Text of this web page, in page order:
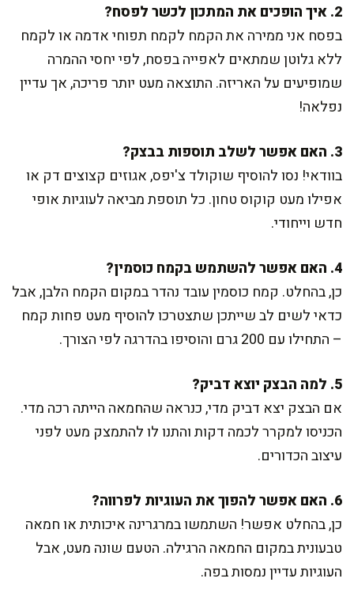
2. איך הופכים את המתכון לכשר לפסח?
בפסח אני ממירה את הקמח לקמח תפוחי אדמה או לקמח
ללא גלוטן שמתאים לאפייה בפסח, לפי יחסי ההמרה
שמופיעים על האריזה. התוצאה מעט יותר פריכה, אך עדיין
נפלאה!
3. האם אפשר לשלב תוספות בבצק?
בוודאי! נסו להוסיף שוקולד צ'יפס, אגוזים קצוצים דק או
אפילו מעט קוקוס טחון. כל תוספת מביאה לעוגיות אופי
חדש וייחודי.
4. האם אפשר להשתמש בקמח כוסמין?
כן, בהחלט. קמח כוסמין עובד נהדר במקום הקמח הלבן, אבל
כדאי לשים לב שייתכן שתצטרכו להוסיף מעט פחות קמח
– התחילו עם 200 גרם והוסיפו בהדרגה לפי הצורך.
5. למה הבצק יוצא דביק?
אם הבצק יצא דביק מדי, כנראה שהחמאה הייתה רכה מדי.
הכניסו למקרר לכמה דקות והתנו לו להתמצק מעט לפני
עיצוב הכדורים.
6. האם אפשר להפוך את העוגיות לפרווה?
כן, בהחלט אפשר! השתמשו במרגרינה איכותית או חמאה
טבעונית במקום החמאה הרגילה. הטעם שונה מעט, אבל
העוגיות עדיין נמסות בפה.